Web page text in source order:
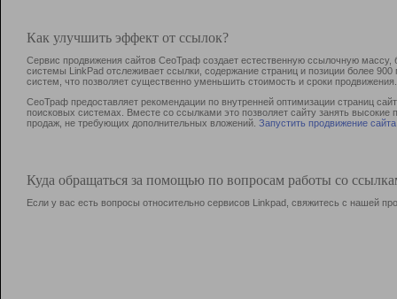
Как улучшить эффект от ссылок?
Сервис продвижения сайтов СеоТраф создает естественную ссылочную
системы LinkPad отслеживает ссылки, содержание страниц и позиции более
систем, что позволяет существенно уменьшить стоимость и сроки продвижения.
СеоТраф предоставляет рекомендации по внутренней оптимизации страниц
поисковых системах. Вместе со ссылками это позволяет сайту занять
продаж, не требующих дополнительных вложений. Запустить продвижение сайта
Куда обращаться за помощью по вопросам работы со
Если у вас есть вопросы относительно сервисов Linkpad, свяжитесь с нашей